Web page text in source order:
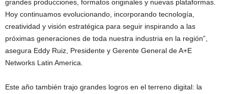
grandes producciones, formatos originales y nuevas plataformas.
Hoy continuamos evolucionando, incorporando tecnología,
creatividad y visión estratégica para seguir inspirando a las
próximas generaciones de toda nuestra industria en la región”,
asegura Eddy Ruiz, Presidente y Gerente General de A+E
Networks Latin America.
Este año también trajo grandes logros en el terreno digital: la